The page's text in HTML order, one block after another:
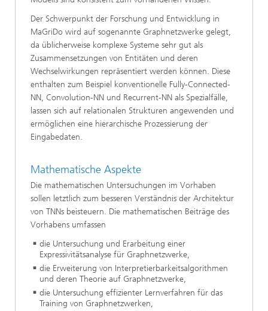
Der Schwerpunkt der Forschung und Entwicklung in
MaGriDo wird auf sogenannte Graphnetzwerke gelegt,
da üblicherweise komplexe Systeme sehr gut als
Zusammensetzungen von Entitäten und deren
Wechselwirkungen repräsentiert werden können. Diese
enthalten zum Beispiel konventionelle Fully-Connected-
NN, Convolution-NN und Recurrent-NN als Spezialfälle,
lassen sich auf relationalen Strukturen angewenden und
ermöglichen eine hierarchische Prozessierung der
Eingabedaten.
Mathematische Aspekte
Die mathematischen Untersuchungen im Vorhaben
sollen letztlich zum besseren Verständnis der Architektur
von TNNs beisteuern. Die mathematischen Beiträge des
Vorhabens umfassen
die Untersuchung und Erarbeitung einer
Expressivitätsanalyse für Graphnetzwerke,
die Erweiterung von Interpretierbarkeitsalgorithmen
und deren Theorie auf Graphnetzwerke,
die Untersuchung effizienter Lernverfahren für das
Training von Graphnetzwerken,